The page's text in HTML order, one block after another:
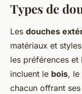
Types de
Les douches
matériaux et
les préférences
incluent le bois, le
chacun offrant